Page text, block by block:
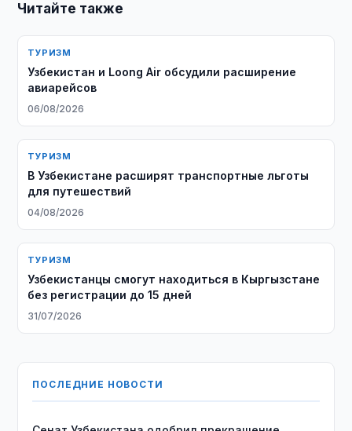
Читайте также
ТУРИЗМ
Узбекистан и Loong Air обсудили расширение
авиарейсов
06/08/2026
ТУРИЗМ
В Узбекистане расширят транспортные льготы
для путешествий
04/08/2026
ТУРИЗМ
Узбекистанцы смогут находиться в Кыргызстане
без регистрации до 15 дней
31/07/2026
ПОСЛЕДНИЕ НОВОСТИ